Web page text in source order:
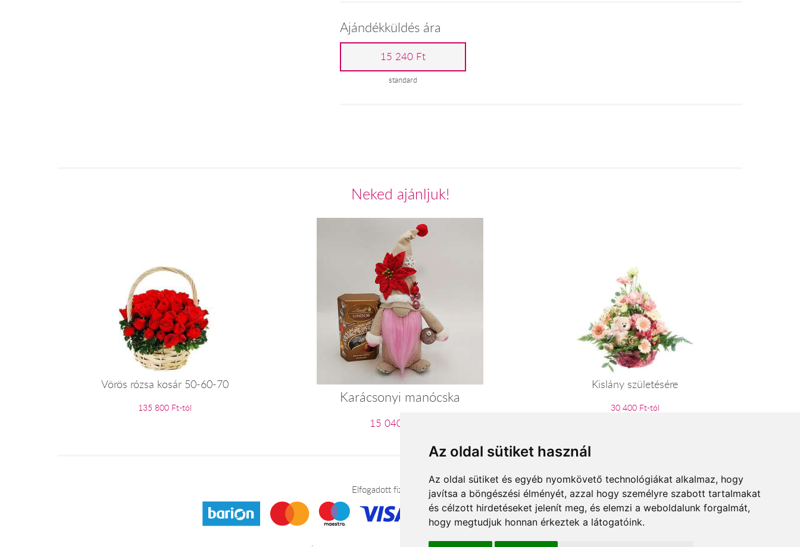
Az oldal sütiket használ
Az oldal sütiket és egyéb nyomkövető technológiákat alkalmaz, hogy
javítsa a böngészési élményét, azzal hogy személyre szabott tartalmakat
és célzott hirdetéseket jelenít meg, és elemzi a weboldalunk forgalmát,
hogy megtudjuk honnan érkeztek a látogatóink.
Ajándékküldés ára
15 240 Ft
standard
Neked ajánljuk!
Vörös rózsa kosár 50-60-70
135 800 Ft-tól
Karácsonyi manócska
15 040 Ft-tól
Kislány születésére
30 400 Ft-tól
Elfogadott fizetési módok